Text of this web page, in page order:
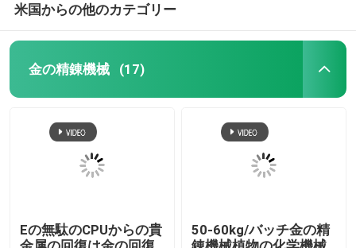
不用なガスの処置装置
誘導の金の溶ける炉
銀製の投げる機械
石油化学産業プラチナ精錬装置パラジウム ロジウム回復および精錬
米国からの他のカテゴリー
金の精錬機械 (17)
Eの無駄のCPUからの貴
50-60kg/バッチ金の精